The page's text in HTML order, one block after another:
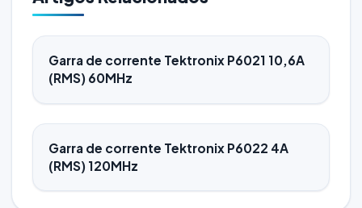
Garra de corrente Tektronix P6021 10,6A
(RMS) 60MHz
Garra de corrente Tektronix P6022 4A
(RMS) 120MHz